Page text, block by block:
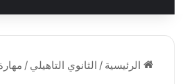
الرئيسية / الثانوي التاهيلي /